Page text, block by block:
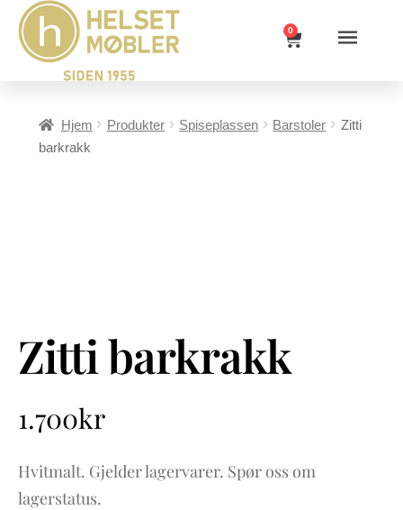
0
Hjem Produkter Spiseplassen Barstoler
Zitti
barkrakk
Zitti barkrakk
1.700kr
Hvitmalt. Gjelder lagervarer. Spør oss om
lagerstatus.